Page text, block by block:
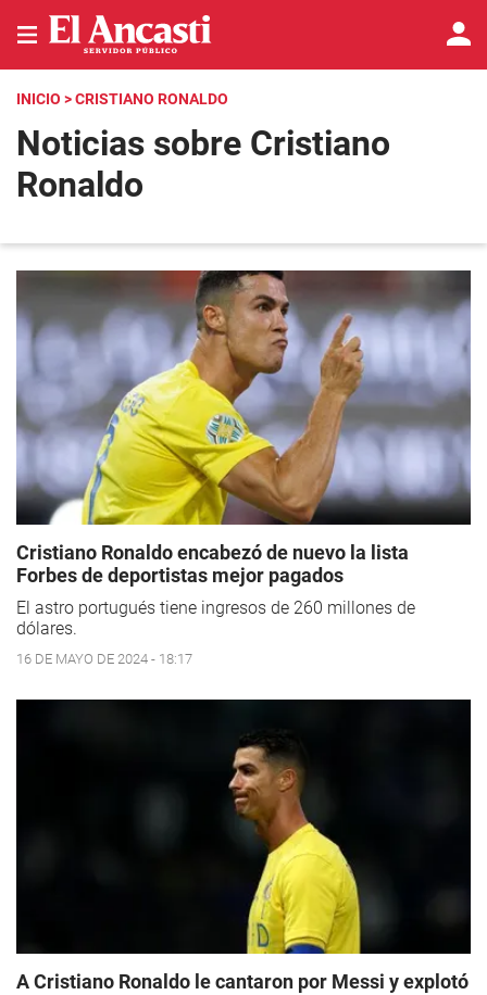
INICIO > CRISTIANO RONALDO
Noticias sobre Cristiano
Ronaldo
Cristiano Ronaldo encabezó de nuevo la lista
Forbes de deportistas mejor pagados
El astro portugués tiene ingresos de 260 millones de
dólares.
16 DE MAYO DE 2024 - 18:17
A Cristiano Ronaldo le cantaron por Messi y explotó